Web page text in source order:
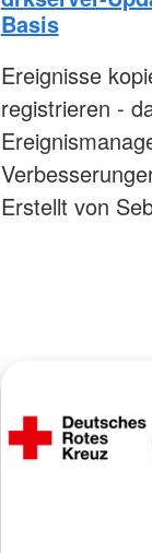
Basis
Ereignisse
registrieren -
Erstellt von